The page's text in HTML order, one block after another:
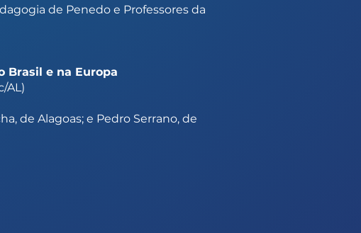
de Penedo e Professores da
Brasil e na Europa
AL)
de Alagoas; e Pedro Serrano, de